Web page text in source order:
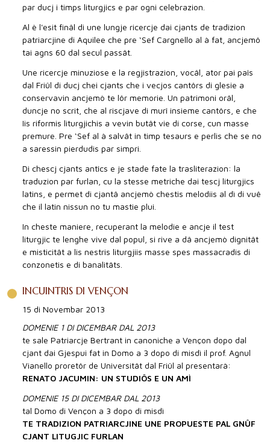
par ducj i timps liturgjics e par ogni celebrazion.
Al è l'esit finâl di une lungje ricercje dai cjants de tradizion
patriarcjine di Aquilee che pre ‘Sef Cargnello al à fat, ancjemô
tai agns 60 dal secul passât.
Une ricercje minuziose e la regjistrazion, vocâl, ator pai paîs
dal Friûl di ducj chei cjants che i vecjos cantôrs di glesie a
conservavin ancjemò te lôr memorie. Un patrimoni orâl,
duncje no scrit, che al riscjave di murî insieme cantôrs, e che
Iis riformis liturgjichis a vevin butât vie di corse, cun masse
premure. Pre ‘Sef al à salvât in timp tesaurs e perlis che se no
a saressin pierdudis par simpri.
Di chescj cjants antîcs e je stade fate la trasliterazion: la
traduzion par furlan, cu la stesse metriche dai tescj liturgjics
latins, e permet di cjantâ ancjemò chestis melodiis al dì di vuê
che il latin nissun no tu mastie plui.
In cheste maniere, recuperant la melodie e ancje il test
liturgjic te lenghe vive dal popul, si rive a dâ ancjemò dignitât
e misticitât a lis nestris liturgjiis masse spes massacradis di
conzonetis e di banalitâts.
INCUINTRIS DI VENÇON
15 di Novembar 2013
DOMENIE 1 DI DICEMBAR DAL 2013
te sale Patriarcje Bertrant in canoniche a Vençon dopo dal
cjant dai Gjespui fat in Domo a 3 dopo di misdì il prof. Agnul
Vianello proretôr de Universitât dal Friûl al presentarà:
RENATO JACUMIN: UN STUDIÔS E UN AMÌ
DOMENIE 15 DI DICEMBAR DAL 2013
tal Domo di Vençon a 3 dopo di misdì
TE TRADIZION PATRIARCJINE UNE PROPUESTE PAL GNÛF
CJANT LITUGJIC FURLAN